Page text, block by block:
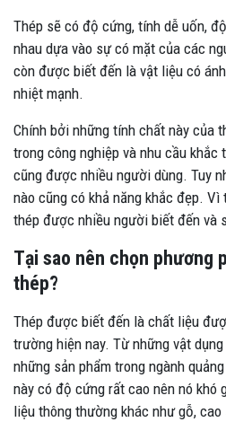
Thép sẽ có độ cứng, tính dễ uốn,
nhau dựa vào sự có mặt của các
còn được biết đến là vật liệu có
nhiệt mạnh.
Chính bởi những tính chất này của
trong công nghiệp và nhu cầu khắc
cũng được nhiều người dùng. Tuy
nào cũng có khả năng khắc đẹp.
thép được nhiều người biết đến và
Tại sao nên chọn phương
thép?
Thép được biết đến là chất liệu
trường hiện nay. Từ những vật
những sản phẩm trong ngành
này có độ cứng rất cao nên nó khó
liệu thông thường khác như gỗ,